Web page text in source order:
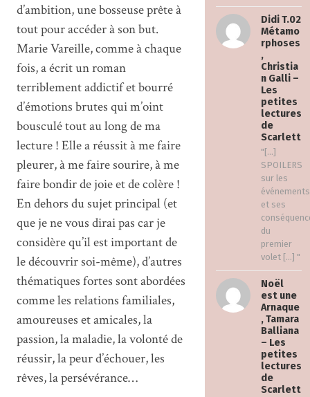
Didi T.02
Métamo
rphoses
,
Christia
n Galli –
Les
petites
lectures
de
Scarlett
"[…]
SPOILERS
sur les
événements
et ses
du
premier
volet […] "
Noël
est une
Arnaque
, Tamara
Balliana
– Les
petites
lectures
de
Scarlett
d’ambition, une bosseuse prête à
tout pour accéder à son but.
Marie Vareille, comme à chaque
fois, a écrit un roman
terriblement addictif et bourré
d’émotions brutes qui m’oint
bousculé tout au long de ma
lecture ! Elle a réussit à me faire
pleurer, à me faire sourire, à me
faire bondir de joie et de colère !
En dehors du sujet principal (et
que je ne vous dirai pas car je
considère qu’il est important de
le découvrir soi-même), d’autres
thématiques fortes sont abordées
comme les relations familiales,
amoureuses et amicales, la
passion, la maladie, la volonté de
réussir, la peur d’échouer, les
rêves, la persévérance…